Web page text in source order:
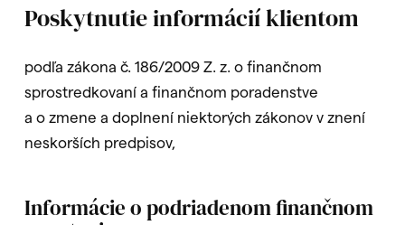
Poskytnutie informácií klientom
podľa zákona č. 186/2009 Z. z. o finančnom
sprostredkovaní a finančnom poradenstve
a o zmene a doplnení niektorých zákonov v znení
neskorších predpisov,
Informácie o podriadenom finančnom